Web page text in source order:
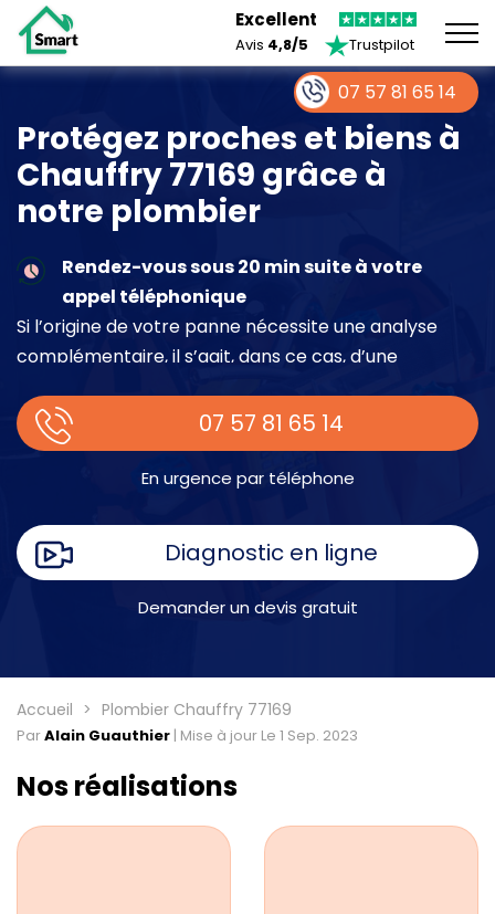
Excellent
Avis 4,8/5 Trustpilot
Protégez proches et biens à
Chauffry 77169 grâce à
notre plombier
Rendez-vous sous 20 min suite à votre
appel téléphonique
Si l’origine de votre panne nécessite une analyse
complémentaire, il s’agit, dans ce cas, d’une
place.
07 57 81 65 14
En urgence par téléphone
Diagnostic en ligne
Demander un devis gratuit
Accueil Plombier Chauffry 77169
ParAlain Guauthier | Mise à jour Le 1 Sep. 2023
Nos réalisations
07 57 81 65 14